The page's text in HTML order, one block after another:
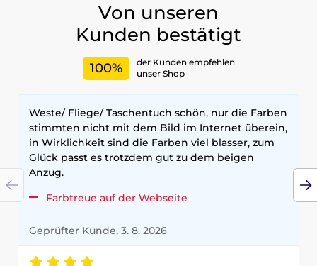
Von unseren
Kunden bestätigt
100%
der Kunden empfehlen
unser Shop
Weste/ Fliege/ Taschentuch schön, nur die Farben
stimmten nicht mit dem Bild im Internet überein,
in Wirklichkeit sind die Farben viel blasser, zum
Glück passt es trotzdem gut zu dem beigen
Anzug.
Farbtreue auf der Webseite
Geprüfter Kunde, 3. 8. 2026